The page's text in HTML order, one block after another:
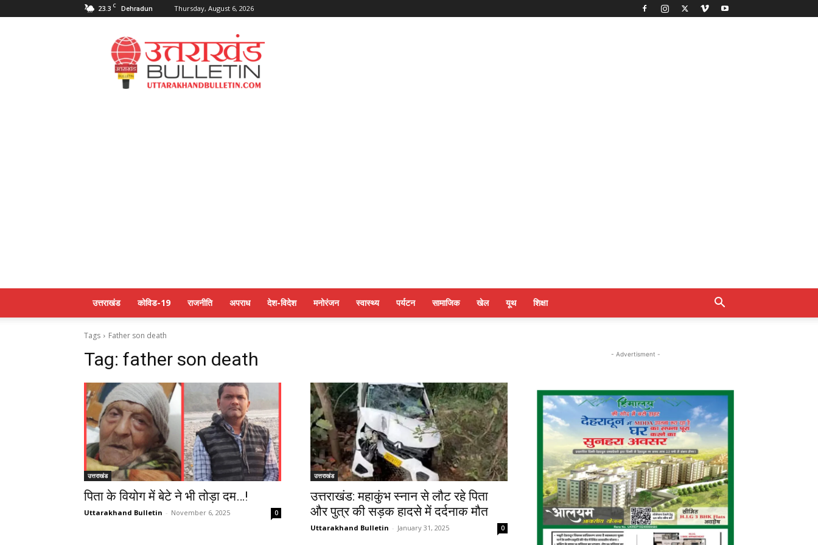
23.3 C Dehradun Thursday, August 6, 2026
Uttarakahnd
Bulletin
उत्तराखंड कोविड-19 राजनीति अपराध देश-विदेश मनोरंजन स्वास्थ्य पर्यटन सामाजिक खेल यूथ शिक्षा
Tags Father son death
Tag: father son death
उत्तराखंड
पिता के वियोग में बेटे ने भी तोड़ा दम…!
Uttarakhand Bulletin - November 6, 2025 0
उत्तराखंड
उत्तराखंड: महाकुंभ स्नान से लौट रहे पिता
और पुत्र की सड़क हादसे में दर्दनाक मौत
Uttarakhand Bulletin - January 31, 2025 0
- Advertisment -